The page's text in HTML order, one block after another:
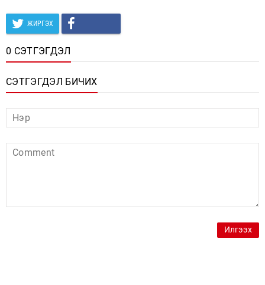
ЖИРГЭХ
0 СЭТГЭГДЭЛ
СЭТГЭГДЭЛ БИЧИХ
Илгээх